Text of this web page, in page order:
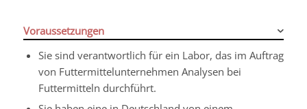
Voraussetzungen
Sie sind verantwortlich für ein Labor, das im Auftrag
von Futtermittelunternehmen Analysen bei
Futtermitteln durchführt.